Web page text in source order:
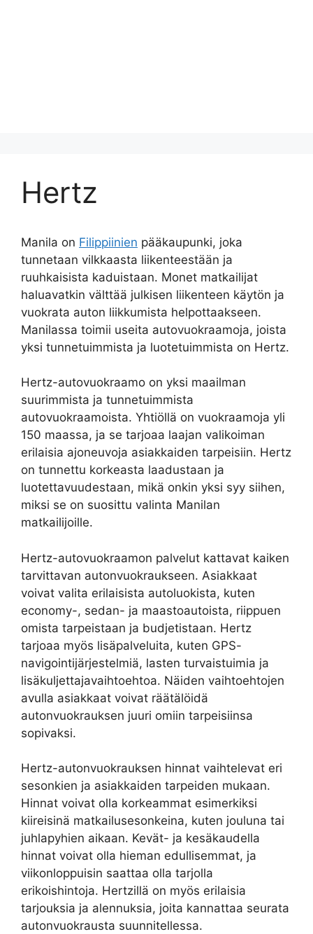
Hertz
Manila on Filippiinien pääkaupunki, joka
tunnetaan vilkkaasta liikenteestään ja
ruuhkaisista kaduistaan. Monet matkailijat
haluavatkin välttää julkisen liikenteen käytön ja
vuokrata auton liikkumista helpottaakseen.
Manilassa toimii useita autovuokraamoja, joista
yksi tunnetuimmista ja luotetuimmista on Hertz.
Hertz-autovuokraamo on yksi maailman
suurimmista ja tunnetuimmista
autovuokraamoista. Yhtiöllä on vuokraamoja yli
150 maassa, ja se tarjoaa laajan valikoiman
erilaisia ajoneuvoja asiakkaiden tarpeisiin. Hertz
on tunnettu korkeasta laadustaan ja
luotettavuudestaan, mikä onkin yksi syy siihen,
miksi se on suosittu valinta Manilan
matkailijoille.
Hertz-autovuokraamon palvelut kattavat kaiken
tarvittavan autonvuokraukseen. Asiakkaat
voivat valita erilaisista autoluokista, kuten
economy-, sedan- ja maastoautoista, riippuen
omista tarpeistaan ja budjetistaan. Hertz
tarjoaa myös lisäpalveluita, kuten GPS-
navigointijärjestelmiä, lasten turvaistuimia ja
lisäkuljettajavaihtoehtoa. Näiden vaihtoehtojen
avulla asiakkaat voivat räätälöidä
autonvuokrauksen juuri omiin tarpeisiinsa
sopivaksi.
Hertz-autonvuokrauksen hinnat vaihtelevat eri
sesonkien ja asiakkaiden tarpeiden mukaan.
Hinnat voivat olla korkeammat esimerkiksi
kiireisinä matkailusesonkeina, kuten jouluna tai
juhlapyhien aikaan. Kevät- ja kesäkaudella
hinnat voivat olla hieman edullisemmat, ja
viikonloppuisin saattaa olla tarjolla
erikoishintoja. Hertzillä on myös erilaisia
tarjouksia ja alennuksia, joita kannattaa seurata
autonvuokrausta suunnitellessa.